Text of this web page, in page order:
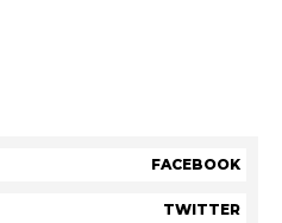
FACEBOOK
TWITTER